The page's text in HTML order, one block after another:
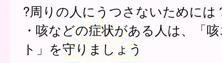
?周りの人にうつさないためには
・咳などの症状がある人は、「
ト」を守りましょう